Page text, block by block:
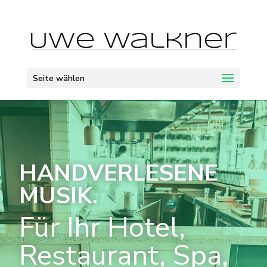
Seite wählen
HANDVERLESENE
MUSIK.
Für Ihr Hotel,
Restaurant, Spa,